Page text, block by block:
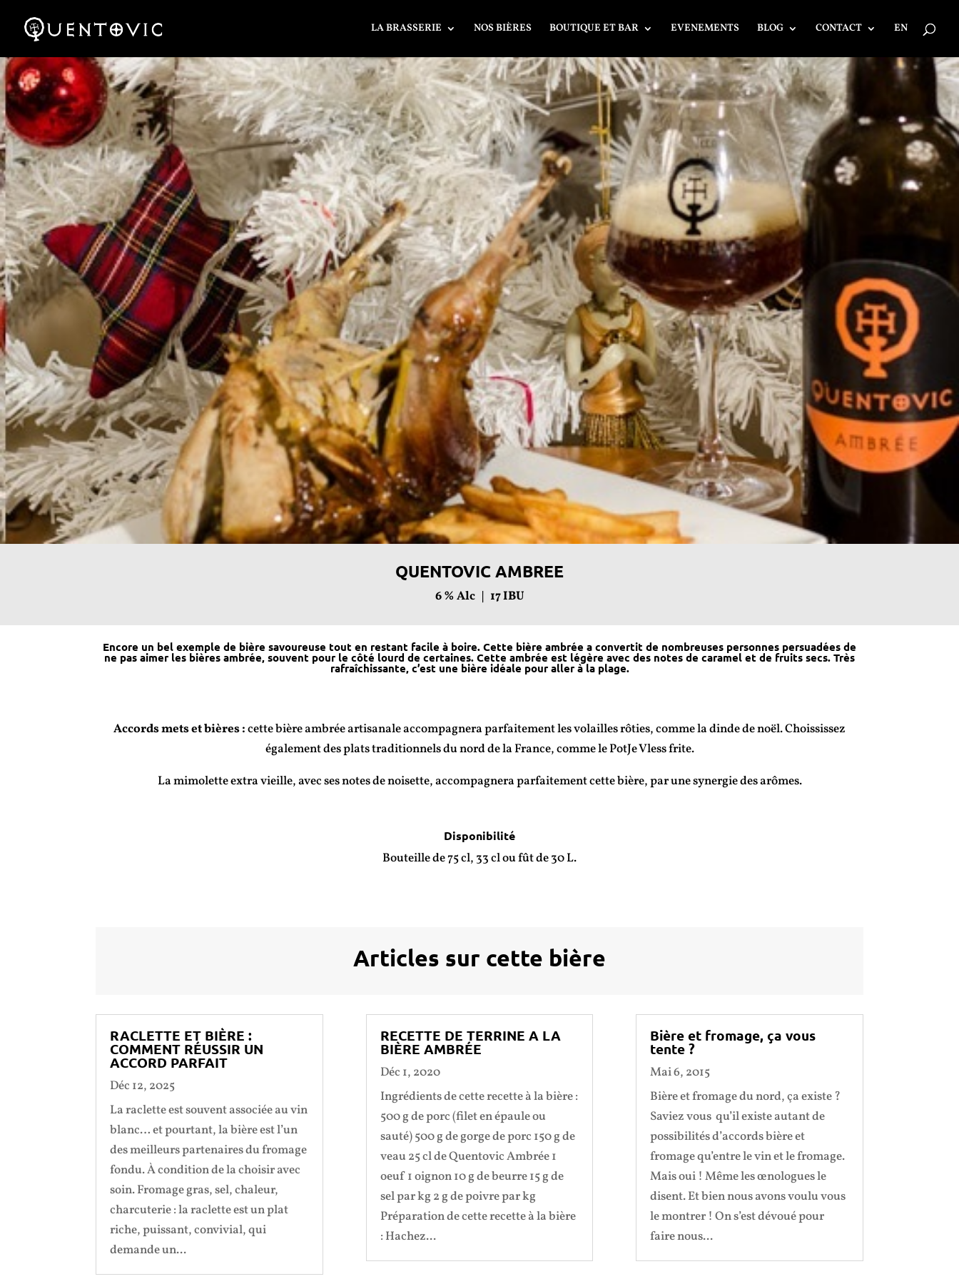
LA BRASSERIE NOS BIÈRES BOUTIQUE ET BAR EVENEMENTS BLOG CONTACT EN
QUENTOVIC AMBREE
6% Alc | 17IBU
Encore un bel exemple de bière savoureuse tout en restant facile à boire. Cette bière ambrée a convertit de nombreuses personnes persuadées de
ne pas aimer les bières ambrée, souvent pour le côté lourd de certaines. Cette ambrée est légère avec des notes de caramel et de fruits secs. Très
rafraîchissante, c’est une bière idéale pour aller à la plage.
Accords mets et bières :cette bière ambrée artisanale accompagnera parfaitement les volailles rôties, comme la dinde de noël. Choississez
également des plats traditionnels du nord de la France, comme le PotJe Vless frite.
La mimolette extra vieille, avec ses notes de noisette, accompagnera parfaitement cette bière, par une synergie des arômes.
Disponibilité
Bouteille de 75 cl, 33 cl ou fût de 30 L.
Articles sur cette bière
RACLETTE ET BIÈRE :
COMMENT RÉUSSIR UN
ACCORD PARFAIT
Déc 12, 2025
La raclette est souvent associée au vin
blanc… et pourtant, la bière est l’un
des meilleurs partenaires du fromage
fondu. À condition de la choisir avec
soin. Fromage gras, sel, chaleur,
charcuterie : la raclette est un plat
riche, puissant, convivial, qui
demande un...
RECETTE DE TERRINE A LA
BIÈRE AMBRÉE
Déc 1, 2020
Ingrédients de cette recette à la bière :
500 g de porc (filet en épaule ou
sauté) 500 g de gorge de porc 150 g de
veau 25 cl de Quentovic Ambrée 1
oeuf 1 oignon 10 g de beurre 15 g de
sel par kg 2 g de poivre par kg
Préparation de cette recette à la bière
: Hachez...
Bière et fromage, ça vous
tente ?
Mai 6, 2015
Bière et fromage du nord, ça existe ?
Saviez vous qu’il existe autant de
possibilités d’accords bière et
fromage qu’entre le vin et le fromage.
Mais oui ! Même les œnologues le
disent. Et bien nous avons voulu vous
le montrer ! On s’est dévoué pour
faire nous...